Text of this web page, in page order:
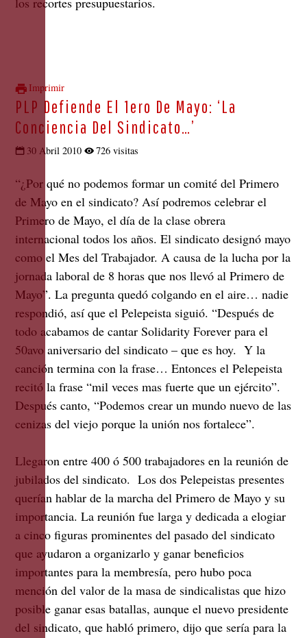
Imprimir
PLP Defiende El 1ero De Mayo: ‘La
Conciencia Del Sindicato…’
30 Abril 2010 726 visitas
“¿Por qué no podemos formar un comité del Primero
de Mayo en el sindicato? Así podremos celebrar el
Primero de Mayo, el día de la clase obrera
internacional todos los años. El sindicato designó mayo
como el Mes del Trabajador. A causa de la lucha por la
jornada laboral de 8 horas que nos llevó al Primero de
Mayo”. La pregunta quedó colgando en el aire… nadie
respondió, así que el Pelepeista siguió. “Después de
todo acabamos de cantar Solidarity Forever para el
50avo aniversario del sindicato – que es hoy. Y la
canción termina con la frase… Entonces el Pelepeista
recitó la frase “mil veces mas fuerte que un ejército”.
Después canto, “Podemos crear un mundo nuevo de las
cenizas del viejo porque la unión nos fortalece”.
Llegaron entre 400 ó 500 trabajadores en la reunión de
jubilados del sindicato. Los dos Pelepeistas presentes
querían hablar de la marcha del Primero de Mayo y su
importancia. La reunión fue larga y dedicada a elogiar
a cinco figuras prominentes del pasado del sindicato
que ayudaron a organizarlo y ganar beneficios
importantes para la membresía, pero hubo poca
mención del valor de la masa de sindicalistas que hizo
posible ganar esas batallas, aunque el nuevo presidente
del sindicato, que habló primero, dijo que sería para la